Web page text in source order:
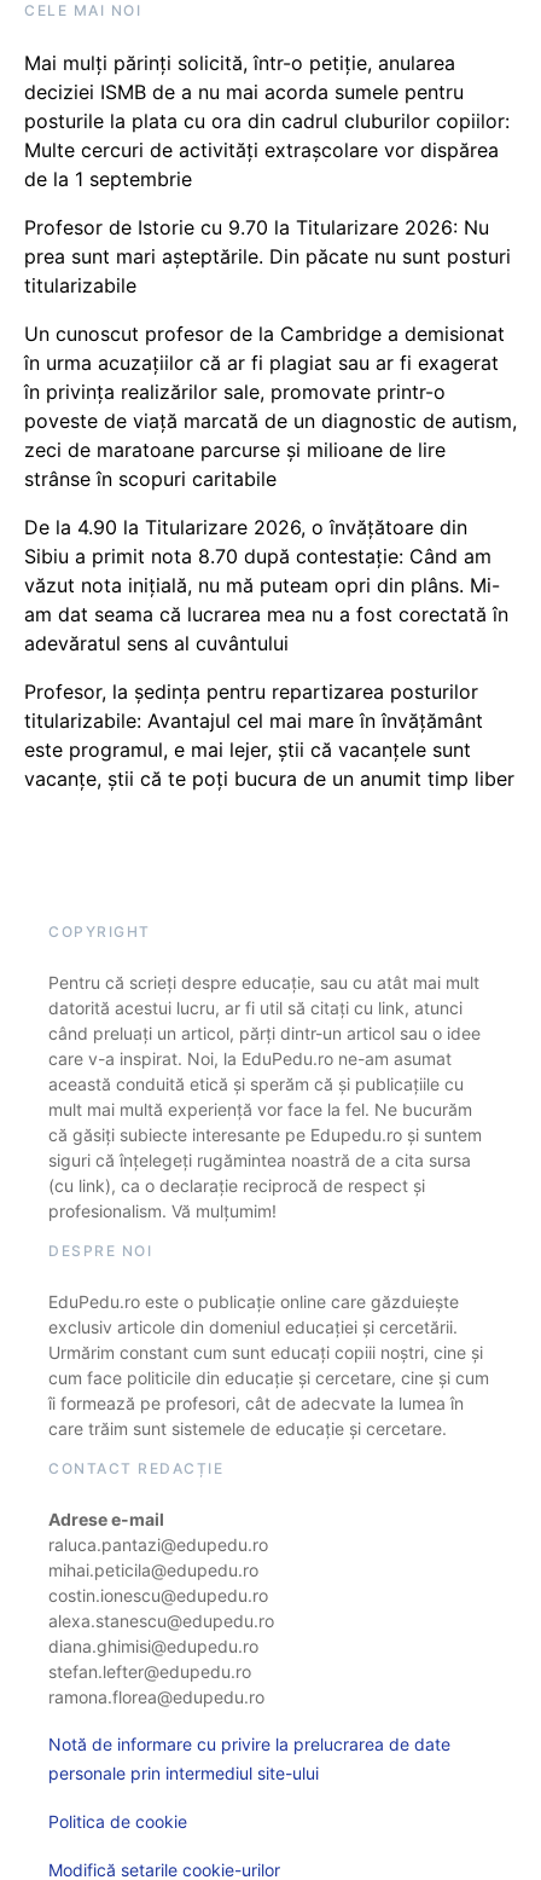
CELE MAI NOI
Mai mulți părinți solicită, într-o petiție, anularea
deciziei ISMB de a nu mai acorda sumele pentru
posturile la plata cu ora din cadrul cluburilor copiilor:
Multe cercuri de activități extrașcolare vor dispărea
de la 1 septembrie
Profesor de Istorie cu 9.70 la Titularizare 2026: Nu
prea sunt mari așteptările. Din păcate nu sunt posturi
titularizabile
Un cunoscut profesor de la Cambridge a demisionat
în urma acuzațiilor că ar fi plagiat sau ar fi exagerat
în privința realizărilor sale, promovate printr-o
poveste de viață marcată de un diagnostic de autism,
zeci de maratoane parcurse și milioane de lire
strânse în scopuri caritabile
De la 4.90 la Titularizare 2026, o învățătoare din
Sibiu a primit nota 8.70 după contestație: Când am
văzut nota inițială, nu mă puteam opri din plâns. Mi-
am dat seama că lucrarea mea nu a fost corectată în
adevăratul sens al cuvântului
Profesor, la ședința pentru repartizarea posturilor
titularizabile: Avantajul cel mai mare în învățământ
este programul, e mai lejer, știi că vacanțele sunt
vacanţe, știi că te poți bucura de un anumit timp liber
COPYRIGHT
Pentru că scrieți despre educație, sau cu atât mai mult
datorită acestui lucru, ar fi util să citați cu link, atunci
când preluați un articol, părți dintr-un articol sau o idee
care v-a inspirat. Noi, la EduPedu.ro ne-am asumat
această conduită etică și sperăm că și publicațiile cu
mult mai multă experiență vor face la fel. Ne bucurăm
că găsiți subiecte interesante pe Edupedu.ro și suntem
siguri că înțelegeți rugămintea noastră de a cita sursa
(cu link), ca o declarație reciprocă de respect și
profesionalism. Vă mulțumim!
DESPRE NOI
EduPedu.ro este o publicație online care găzduiește
exclusiv articole din domeniul educației și cercetării.
Urmărim constant cum sunt educați copiii noștri, cine și
cum face politicile din educație și cercetare, cine și cum
îi formează pe profesori, cât de adecvate la lumea în
care trăim sunt sistemele de educație și cercetare.
CONTACT REDACȚIE
Adrese e-mail
raluca.pantazi@edupedu.ro
mihai.peticila@edupedu.ro
costin.ionescu@edupedu.ro
alexa.stanescu@edupedu.ro
diana.ghimisi@edupedu.ro
stefan.lefter@edupedu.ro
ramona.florea@edupedu.ro
Notă de informare cu privire la prelucrarea de date
personale prin intermediul site-ului
Politica de cookie
Modifică setarile cookie-urilor